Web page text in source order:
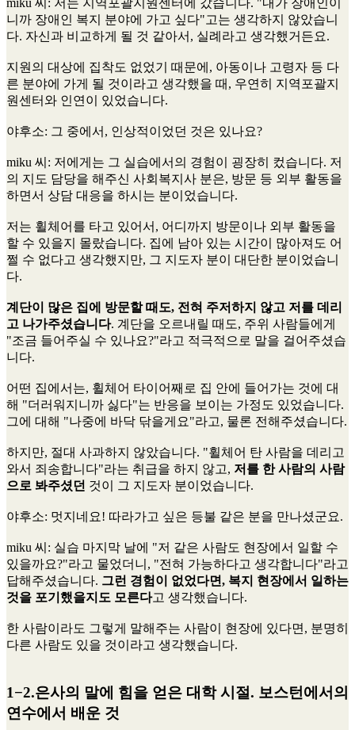
니까 장애인 복지 분야에 가고 싶다"고는 생각하지 않았습니
다. 자신과 비교하게 될 것 같아서, 실례라고 생각했거든요.
지원의 대상에 집착도 없었기 때문에, 아동이나 고령자 등 다
른 분야에 가게 될 것이라고 생각했을 때, 우연히 지역포괄지
원센터와 인연이 있었습니다.
야후소: 그 중에서, 인상적이었던 것은 있나요?
miku 씨 : 저에게는 그 실습에서의 경험이 굉장히 컸습니다. 저
의 지도 담당을 해주신 사회복지사 분은, 방문 등 외부 활동을
하면서 상담 대응을 하시는 분이었습니다.
저는 휠체어를 타고 있어서, 어디까지 방문이나 외부 활동을
할 수 있을지 몰랐습니다. 집에 남아 있는 시간이 많아져도 어
쩔 수 없다고 생각했지만, 그 지도자 분이 대단한 분이었습니
다.
계단이 많은 집에 방문할 때도, 전혀 주저하지 않고 저를 데리
고 나가주셨습니다. 계단을 오르내릴 때도, 주위 사람들에게
"조금 들어주실 수 있나요?"라고 적극적으로 말을 걸어주셨습
니다.
어떤 집에서는, 휠체어 타이어째로 집 안에 들어가는 것에 대
해 "더러워지니까 싫다"는 반응을 보이는 가정도 있었습니다.
그에 대해 "나중에 바닥 닦을게요"라고, 물론 전해주셨습니다.
하지만, 절대 사과하지 않았습니다. "휠체어 탄 사람을 데리고
와서 죄송합니다"라는 취급을 하지 않고, 저를 한 사람의 사람
으로 봐주셨던 것이 그 지도자 분이었습니다.
야후소: 멋지네요! 따라가고 싶은 등불 같은 분을 만나셨군요.
miku 씨 : 실습 마지막 날에 "저 같은 사람도 현장에서 일할 수
있을까요?"라고 물었더니, "전혀 가능하다고 생각합니다"라고
답해주셨습니다. 그런 경험이 없었다면, 복지 현장에서 일하는
것을 포기했을지도 모른다고 생각했습니다.
한 사람이라도 그렇게 말해주는 사람이 현장에 있다면, 분명히
다른 사람도 있을 것이라고 생각했습니다.
1−2.은사의 말에 힘을 얻은 대학 시절. 보스턴에서의
연수에서 배운 것